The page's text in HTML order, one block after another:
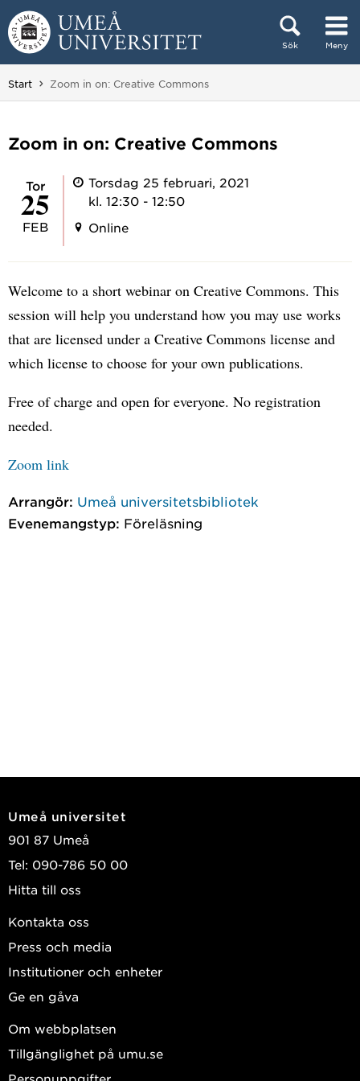
Hoppa direkt till innehållet
Sök Meny
Huvudmenyn dold.
Start Du är här:
Zoom in on: Creative Commons
Zoom in on: Creative Commons
tor
25
FEB
Torsdag 25 februari, 2021
kl. 12:30 - 12:50
Online
Welcome to a short webinar on Creative Commons. This
session will help you understand how you may use works
that are licensed under a Creative Commons license and
which license to choose for your own publications.
Free of charge and open for everyone. No registration
needed.
Zoom link
Arrangör: Umeå universitetsbibliotek
Evenemangstyp: Föreläsning
Umeå universitet
901 87 Umeå
Tel: 090-786 50 00
Hitta till oss
Kontakta oss
Press och media
Institutioner och enheter
Ge en gåva
Om webbplatsen
Tillgänglighet på umu.se